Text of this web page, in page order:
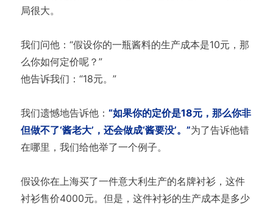
局很大。
我们问他：“假设你的一瓶酱料的生产成本是10元，那
么你如何定价呢？”
他告诉我们：“18元。”
我们遗憾地告诉他： “如果你的定价是18元，那么你非
但做不了‘酱老大’，还会做成‘酱要没’。”为了告诉他错
在哪里，我们给他举了一个例子。
假设你在上海买了一件意大利生产的名牌衬衫，这件
衬衫售价4000元。但是，这件衬衫的生产成本是多少